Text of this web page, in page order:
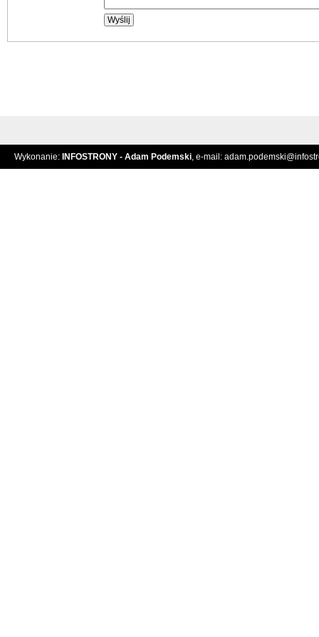
Wykonanie: INFOSTRONY - Adam Podemski, e-mail: